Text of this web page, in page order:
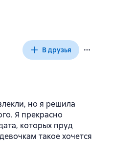
В друзья
но я решила
Я прекрасно
которых пруд
такое хочется